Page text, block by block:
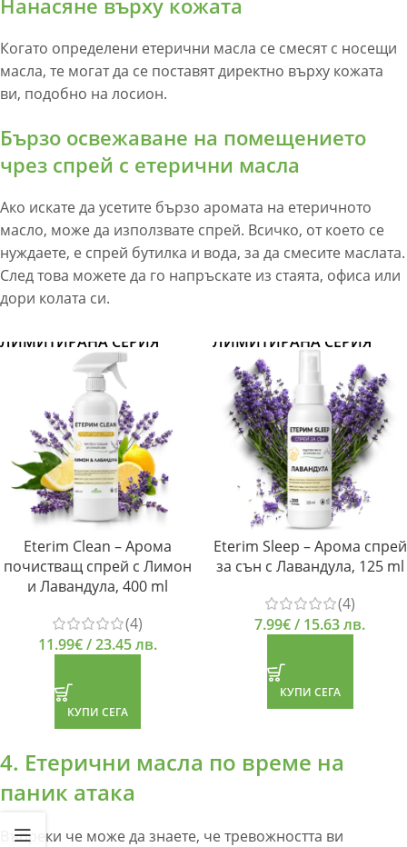
Когато определени етерични масла се смесят с носещи
масла, те могат да се поставят директно върху кожата
ви, подобно на лосион.
Бързо освежаване на помещението
чрез спрей с етерични масла
Ако искате да усетите бързо аромата на етеричното
масло, може да използвате спрей. Всичко, от което се
нуждаете, е спрей бутилка и вода, за да смесите маслата.
След това можете да го напръскате из стаята, офиса или
дори колата си.
ЛИМИТИРАНА СЕРИЯ
Eterim Clean – Арома
почистващ спрей с Лимон
и Лавандула, 400 ml
(4)
11.99€/ 23.45 лв.
КУПИ СЕГА
ЛИМИТИРАНА СЕРИЯ
Eterim Sleep – Арома спрей
за сън с Лавандула, 125 ml
(4)
7.99€/ 15.63 лв.
КУПИ СЕГА
4. Етерични масла по време на
паник атака
Въпреки че може да знаете, че тревожността ви